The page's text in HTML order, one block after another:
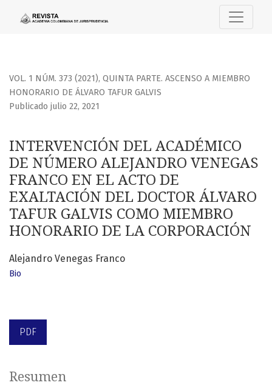
INTERVENCIÓN DEL ACADÉMICO DE NÚMERO ALEJANDRO
VOL. 1 NÚM. 373 (2021), QUINTA PARTE. ASCENSO A MIEMBRO
HONORARIO DE ÁLVARO TAFUR GALVIS
INTERVENCIÓN DEL ACADÉMICO
DE NÚMERO ALEJANDRO VENEGAS
FRANCO EN EL ACTO DE
EXALTACIÓN DEL DOCTOR ÁLVARO
TAFUR GALVIS COMO MIEMBRO
HONORARIO DE LA CORPORACIÓN
Publicado julio 22, 2021
Alejandro Venegas Franco
Bio
PDF
Resumen